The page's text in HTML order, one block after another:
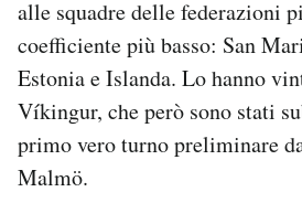
alle squadre delle federazioni
coefficiente più basso: San
Estonia e Islanda. Lo hanno
Víkingur, che però sono stati
primo vero turno preliminare
Malmö.